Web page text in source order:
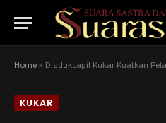
Home » Disdukcapil Kukar Kuatkan Pelayanan Publik
KUKAR